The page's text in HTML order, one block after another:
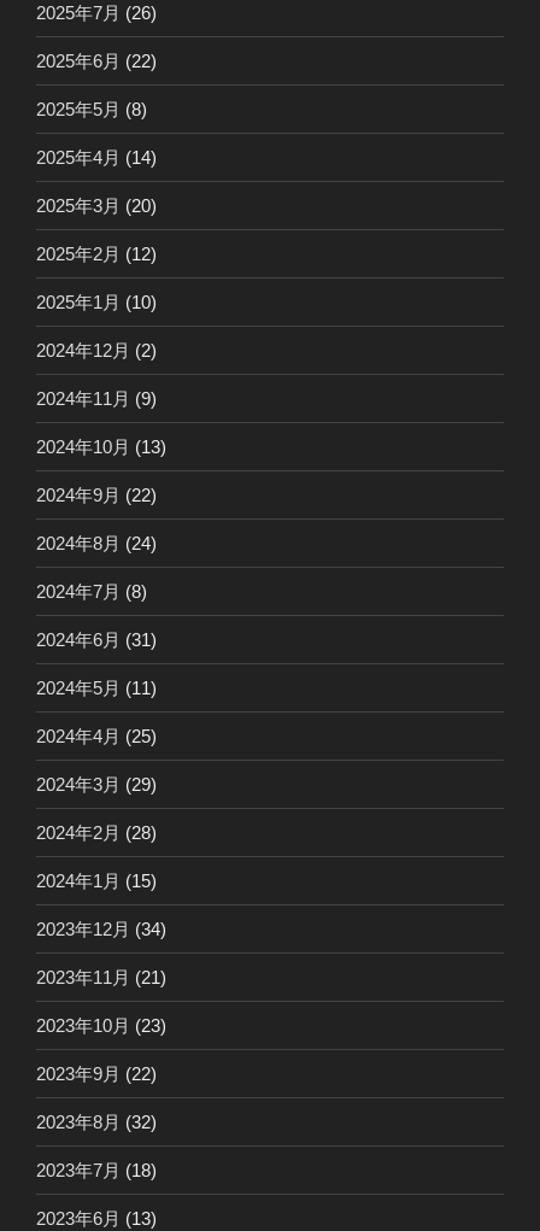
2025年7月 (26)
2025年6月 (22)
2025年5月 (8)
2025年4月 (14)
2025年3月 (20)
2025年2月 (12)
2025年1月 (10)
2024年12月 (2)
2024年11月 (9)
2024年10月 (13)
2024年9月 (22)
2024年8月 (24)
2024年7月 (8)
2024年6月 (31)
2024年5月 (11)
2024年4月 (25)
2024年3月 (29)
2024年2月 (28)
2024年1月 (15)
2023年12月 (34)
2023年11月 (21)
2023年10月 (23)
2023年9月 (22)
2023年8月 (32)
2023年7月 (18)
2023年6月 (13)